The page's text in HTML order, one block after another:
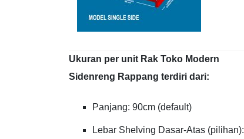
Ukuran per unit Rak Toko Modern
Sidenreng Rappang terdiri dari:
Panjang: 90cm (default)
Lebar Shelving Dasar-Atas (pilihan):